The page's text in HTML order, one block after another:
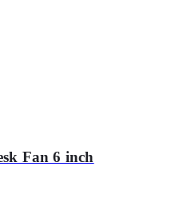
Fan 6 inch